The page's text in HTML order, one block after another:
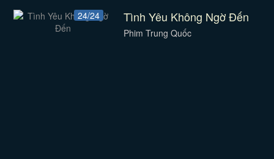
24/24 Tình Yêu Không Ngờ Đến
Phim Trung Quốc